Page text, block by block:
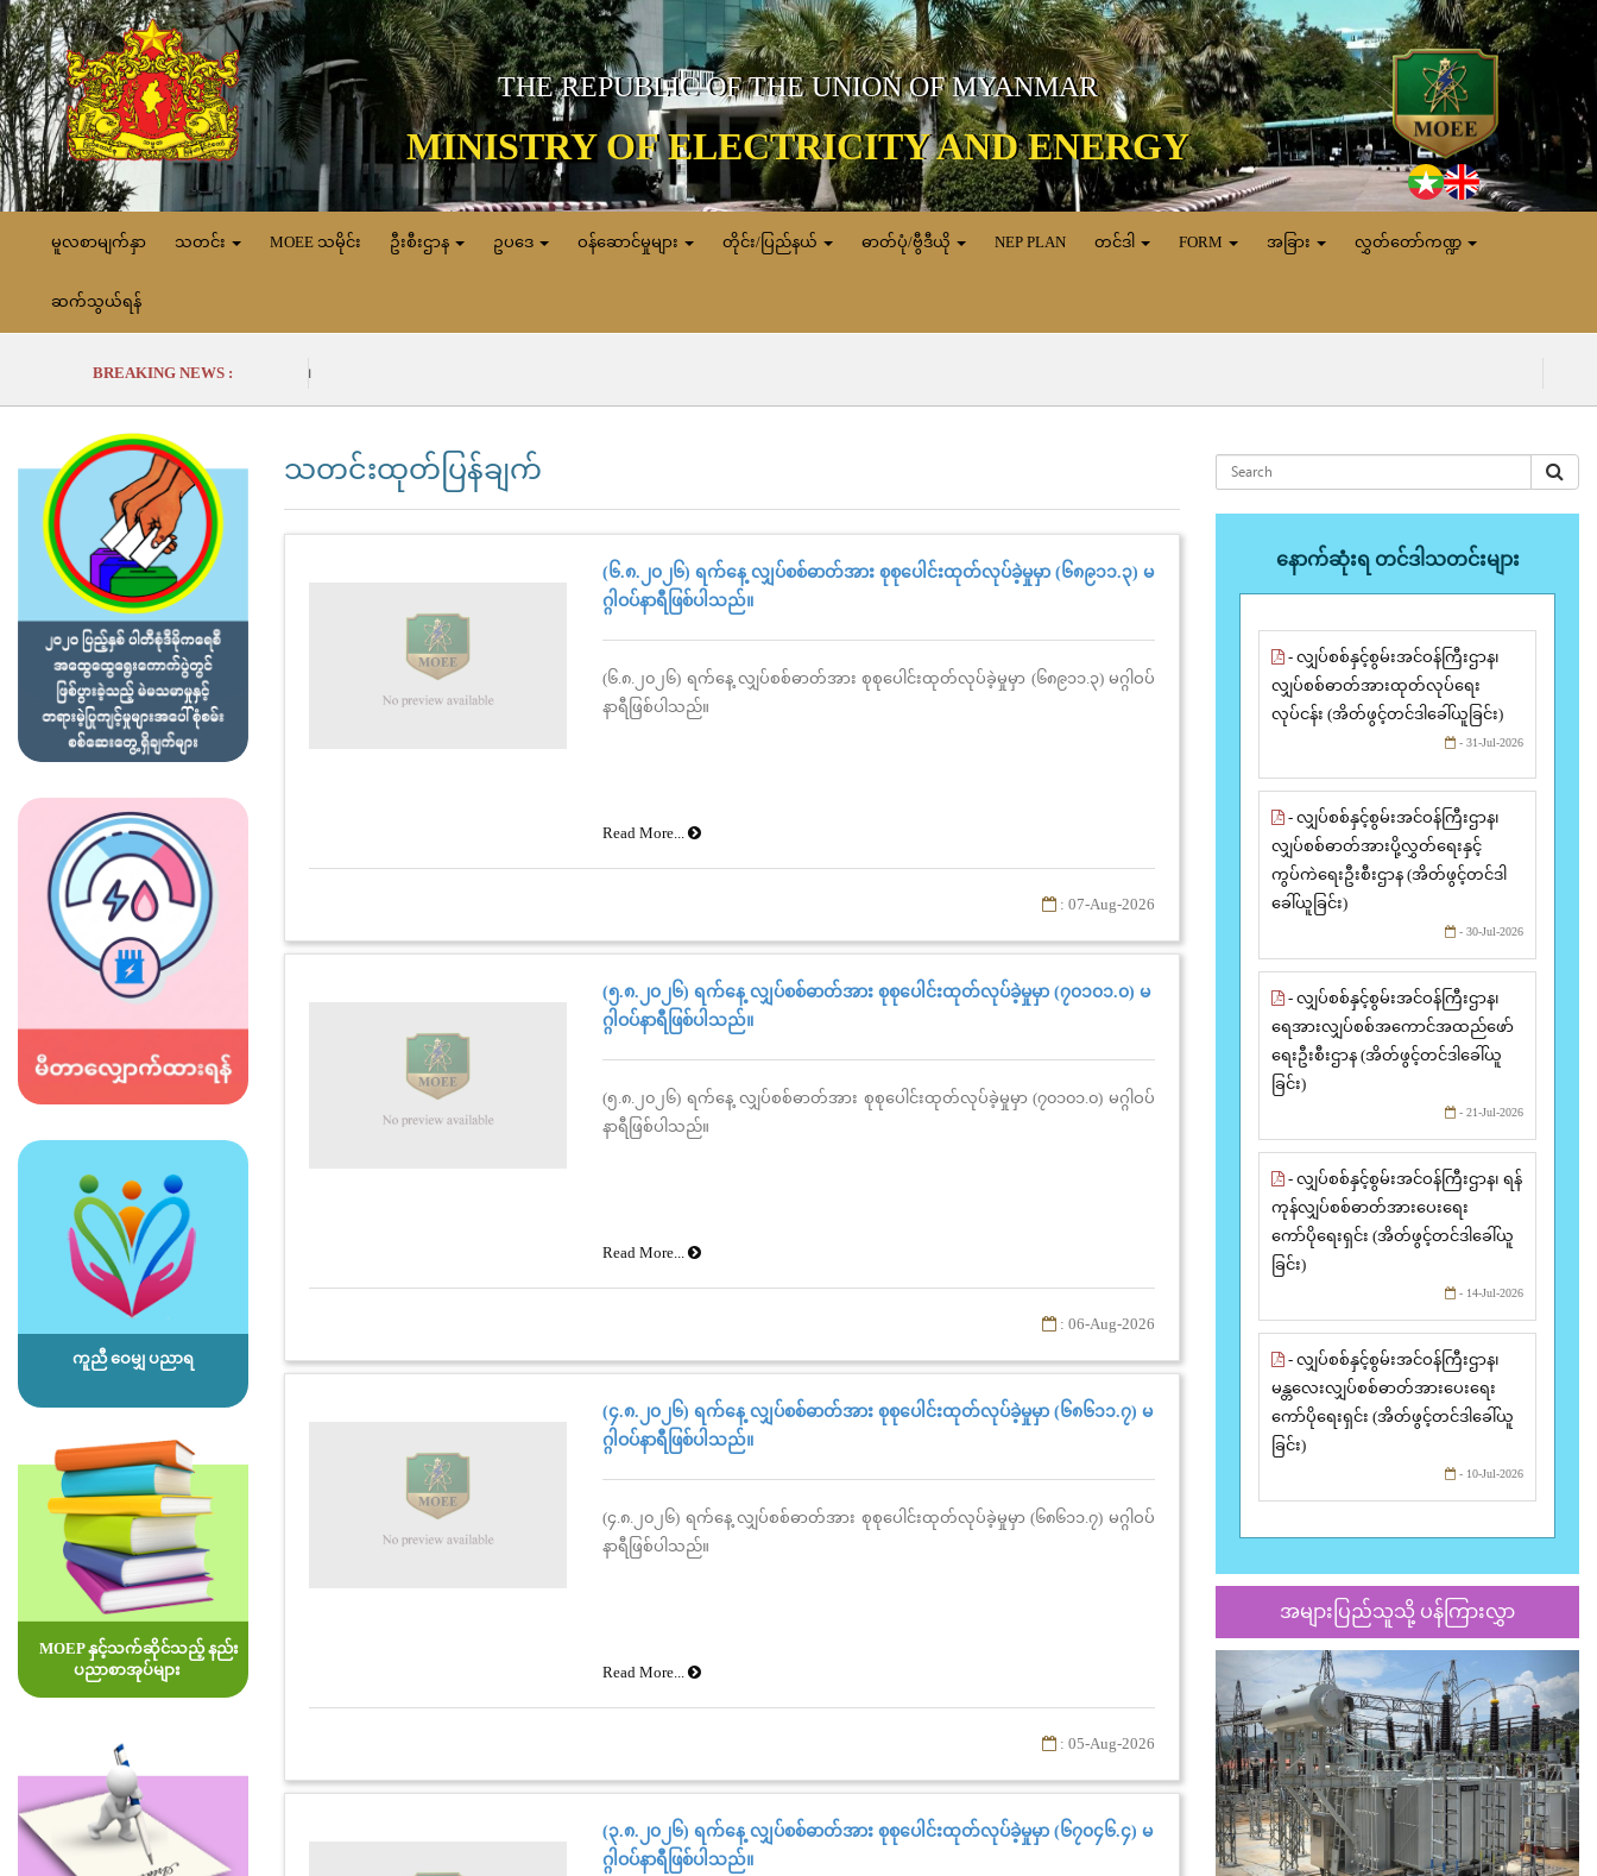
THE REPUBLIC OF THE UNION OF MYANMAR
MINISTRY OF ELECTRICITY AND ENERGY
မူလစာမျက်နှာ သတင်း MOEE သမိုင်း ဦးစီးဌာန ဥပဒေ ဝန်ဆောင်မှုများ တိုင်း/ပြည်နယ် ဓာတ်ပုံ/ဗွီဒီယို NEP PLAN တင်ဒါ FORM အခြား လွှတ်တော်ကဏ္ဍ
ဆက်သွယ်ရန်
BREAKING NEWS :
ကူညီ ဝေမျှ ပညာရ
MOEP နှင့်သက်ဆိုင်သည့် နည်း
ပညာစာအုပ်များ
သတင်းထုတ်ပြန်ချက်
(၆.၈.၂၀၂၆) ရက်နေ့ လျှပ်စစ်ဓာတ်အား စုစုပေါင်းထုတ်လုပ်ခဲ့မှုမှာ (၆၈၉၁၁.၃) မ
ဂ္ဂါဝပ်နာရီဖြစ်ပါသည်။
(၆.၈.၂၀၂၆) ရက်နေ့ လျှပ်စစ်ဓာတ်အား စုစုပေါင်းထုတ်လုပ်ခဲ့မှုမှာ (၆၈၉၁၁.၃) မဂ္ဂါဝပ်
နာရီဖြစ်ပါသည်။
Read More...
: 07-Aug-2026
(၅.၈.၂၀၂၆) ရက်နေ့ လျှပ်စစ်ဓာတ်အား စုစုပေါင်းထုတ်လုပ်ခဲ့မှုမှာ (၇၀၁၀၁.၀) မ
ဂ္ဂါဝပ်နာရီဖြစ်ပါသည်။
(၅.၈.၂၀၂၆) ရက်နေ့ လျှပ်စစ်ဓာတ်အား စုစုပေါင်းထုတ်လုပ်ခဲ့မှုမှာ (၇၀၁၀၁.၀) မဂ္ဂါဝပ်
နာရီဖြစ်ပါသည်။
Read More...
: 06-Aug-2026
(၄.၈.၂၀၂၆) ရက်နေ့ လျှပ်စစ်ဓာတ်အား စုစုပေါင်းထုတ်လုပ်ခဲ့မှုမှာ (၆၈၆၁၁.၇) မ
ဂ္ဂါဝပ်နာရီဖြစ်ပါသည်။
(၄.၈.၂၀၂၆) ရက်နေ့ လျှပ်စစ်ဓာတ်အား စုစုပေါင်းထုတ်လုပ်ခဲ့မှုမှာ (၆၈၆၁၁.၇) မဂ္ဂါဝပ်
နာရီဖြစ်ပါသည်။
Read More...
: 05-Aug-2026
(၃.၈.၂၀၂၆) ရက်နေ့ လျှပ်စစ်ဓာတ်အား စုစုပေါင်းထုတ်လုပ်ခဲ့မှုမှာ (၆၇၀၄၆.၄) မ
ဂ္ဂါဝပ်နာရီဖြစ်ပါသည်။
နောက်ဆုံးရ တင်ဒါသတင်းများ
- လျှပ်စစ်နှင့်စွမ်းအင်ဝန်ကြီးဌာန၊
လျှပ်စစ်ဓာတ်အားထုတ်လုပ်ရေး
လုပ်ငန်း (အိတ်ဖွင့်တင်ဒါခေါ်ယူခြင်း)
- 31-Jul-2026
- လျှပ်စစ်နှင့်စွမ်းအင်ဝန်ကြီးဌာန၊
လျှပ်စစ်ဓာတ်အားပို့လွှတ်ရေးနှင့်
ကွပ်ကဲရေးဦးစီးဌာန (အိတ်ဖွင့်တင်ဒါ
ခေါ်ယူခြင်း)
- 30-Jul-2026
- လျှပ်စစ်နှင့်စွမ်းအင်ဝန်ကြီးဌာန၊
ရေအားလျှပ်စစ်အကောင်အထည်ဖော်
ရေးဦးစီးဌာန (အိတ်ဖွင့်တင်ဒါခေါ်ယူ
ခြင်း)
- 21-Jul-2026
- လျှပ်စစ်နှင့်စွမ်းအင်ဝန်ကြီးဌာန၊ ရန်
ကုန်လျှပ်စစ်ဓာတ်အားပေးရေး
ကော်ပိုရေးရှင်း (အိတ်ဖွင့်တင်ဒါခေါ်ယူ
ခြင်း)
- 14-Jul-2026
- လျှပ်စစ်နှင့်စွမ်းအင်ဝန်ကြီးဌာန၊
မန္တလေးလျှပ်စစ်ဓာတ်အားပေးရေး
ကော်ပိုရေးရှင်း (အိတ်ဖွင့်တင်ဒါခေါ်ယူ
ခြင်း)
- 10-Jul-2026
အများပြည်သူသို့ ပန်ကြားလွှာ
Previous Next